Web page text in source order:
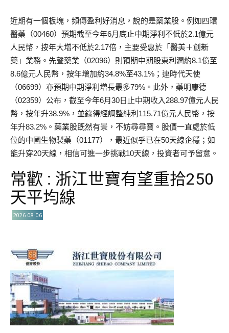
近期有一個板塊，頻傳盈利好消息，說的是藥業股。例如四環
醫藥（00460）預期截至今年6月底止中期淨利不低於2.1億元
人民幣，按年大增不低於2.17倍，主要受惠於「醫美＋創新
藥」業務。先聲藥業（02096）則預期中期股東利潤約8.1億至
8.6億元人民幣，按年增加約34.8%至43.1%；連時代天使
（06699）亦預期中期淨利增長最多79%。此外，藥明康德
（02359）公布，截至今年6月30日止中期收入288.97億元人民
幣，按年升38.9%，並錄得經調整純利115.71億元人民幣，按
年升83.2%。藥業股既然有景，不妨尋尋寶。股價一直處於低
位的中國生物製藥（01177），最近似乎已在50天線企穩；如
能升穿20天線，相信可進一步挑戰10天線，投資者可予留意。
常歡 : 浙江世寶有望重拾250
天平均線
2026-08-06